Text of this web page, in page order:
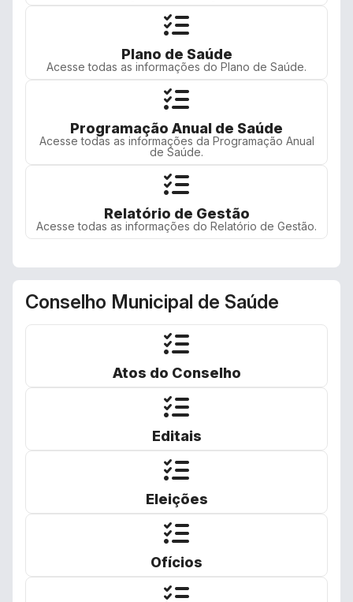
Plano de Saúde
Acesse todas as informações do Plano de Saúde.
Programação Anual de Saúde
Acesse todas as informações da Programação Anual
de Saúde.
Relatório de Gestão
Acesse todas as informações do Relatório de Gestão.
Conselho Municipal de Saúde
Atos do Conselho
Editais
Eleições
Ofícios